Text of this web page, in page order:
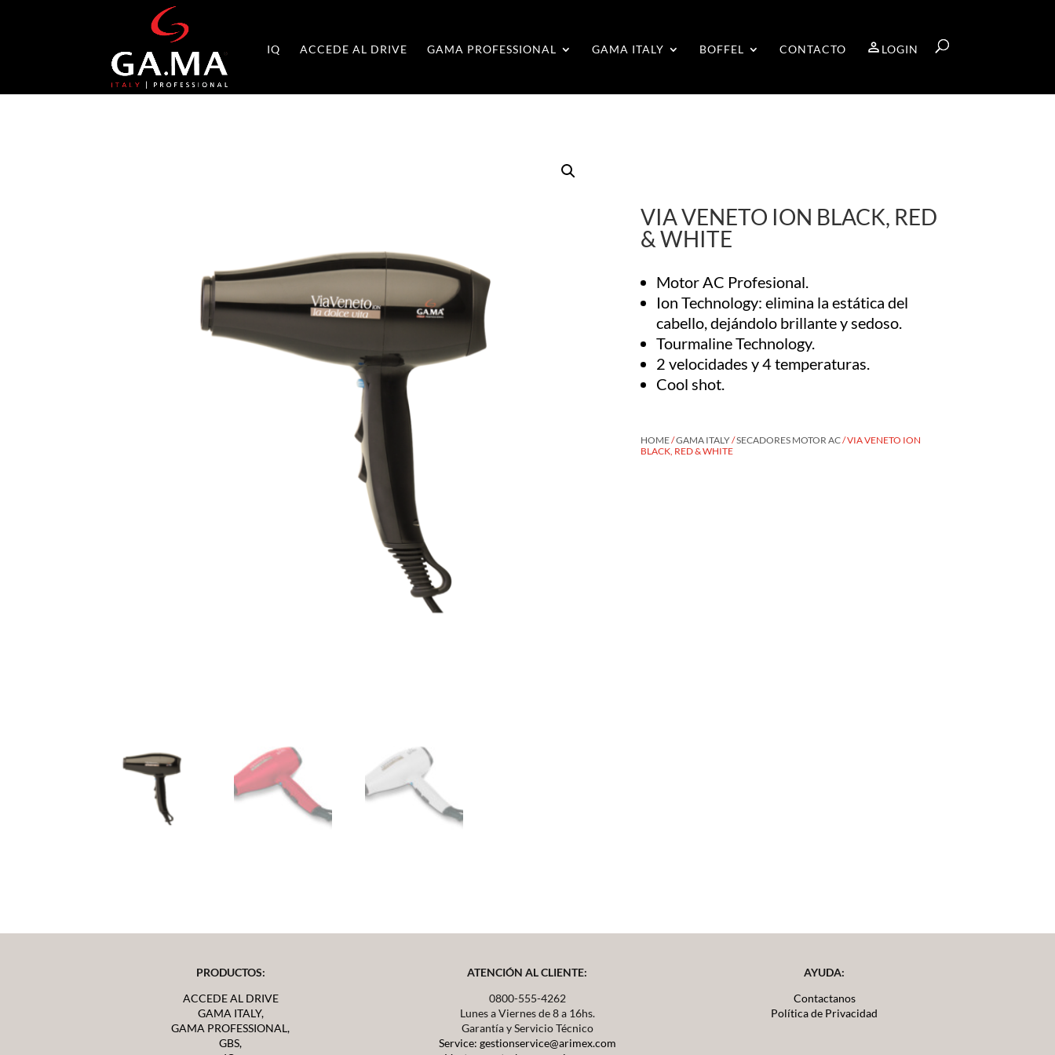
IQ ACCEDE AL DRIVE GAMA PROFESSIONAL GAMA ITALY BOFFEL CONTACTO LOGIN
VIA VENETO ION BLACK, RED
& WHITE
Motor AC Profesional.
Ion Technology: elimina la estática del
cabello, dejándolo brillante y sedoso.
Tourmaline Technology.
2 velocidades y 4 temperaturas.
Cool shot.
HOME/GAMA ITALY/SECADORES MOTOR AC/ VIA VENETO ION
BLACK, RED & WHITE
PRODUCTOS:
ACCEDE AL DRIVE
GAMA ITALY,
GAMA PROFESSIONAL,
GBS,
ATENCIÓN AL CLIENTE:
0800-555-4262
Lunes a Viernes de 8 a 16hs.
Garantía y Servicio Técnico
Service: gestionservice@arimex.com
AYUDA:
Contactanos
Política de Privacidad